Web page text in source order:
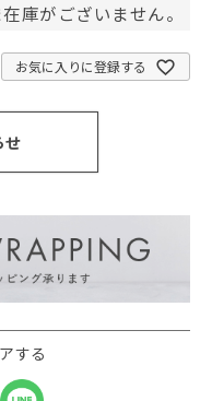
庫がございません。
お気に入りに登録する
せ
する